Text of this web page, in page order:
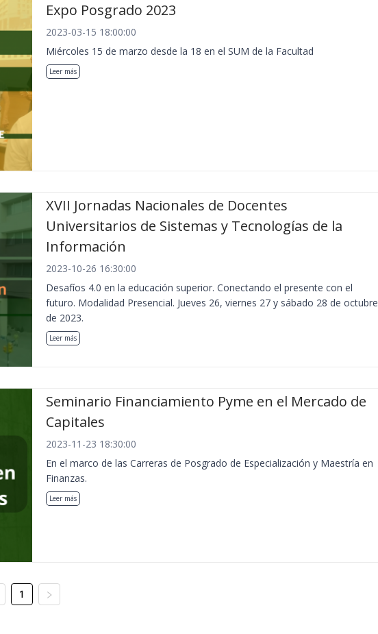
Expo Posgrado 2023
2023-03-15 18:00:00
Miércoles 15 de marzo desde la 18 en el SUM de la Facultad
Leer más
XVII Jornadas Nacionales de Docentes
Universitarios de Sistemas y Tecnologías de la
Información
2023-10-26 16:30:00
Desafíos 4.0 en la educación superior. Conectando el presente con el
futuro. Modalidad Presencial. Jueves 26, viernes 27 y sábado 28 de octubre
de 2023.
Leer más
Seminario Financiamiento Pyme en el Mercado de
Capitales
2023-11-23 18:30:00
En el marco de las Carreras de Posgrado de Especialización y Maestría en
Finanzas.
Leer más
1